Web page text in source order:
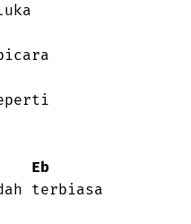
Eb
terbiasa